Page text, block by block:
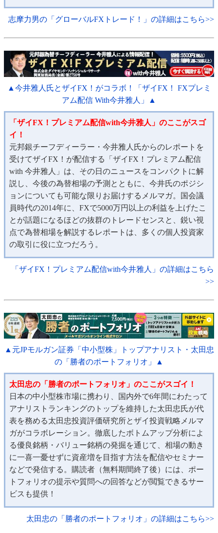
志摩力男の「グローバルFXトレード！」の詳細はこちら>>
▲今井雅人氏とザイFX！がコラボ！「ザイFX！ FXプレミ
アム配信 With今井雅人」▲
「ザイFX！プレミアム配信with今井雅人」のここがスゴ
イ！
元邦銀チーフディーラー・今井雅人氏からのレポートを
受けてザイFX！が配信する「ザイFX！プレミアム配信
with 今井雅人」は、その日のニュースをコンパクトに解
説し、今後の為替相場の予測とともに、今井氏のポジシ
ョンについても可能な限りお届けするメルマガ。国会議
員時代の2014年に、FXで5000万円以上の利益を上げたこ
とが話題になるほどの抜群のトレードセンスと、鋭い視
点で為替相場を解説するレポートは、多くの個人投資家
の取引に役に立つだろう。
「ザイFX！プレミアム配信with今井雅人」の詳細はこちら
>>
▲元JPモルガン証券「中小型株」トップアナリスト・太田忠
の「勝者のポートフォリオ」▲
太田忠の「勝者のポートフォリオ」のここがスゴイ！
日本の中小型株市場に携わり、国内外で6年間にわたって
アナリストランキングのトップを維持した太田忠氏が代
表を務める太田忠投資評価研究所とザイ投資戦略メルマ
ガがコラボレーション。徹底したボトムアップ分析によ
る優良銘柄・バリュー銘柄の発掘を通じて、相場の動き
に一喜一憂せずに資産増を目指す方法を配信やセミナー
などで発信する。購読者（無料期間終了後）には、ポー
トフォリオの提示や質問への回答などが閲覧できるサー
ビスも提供！
太田忠の「勝者のポートフォリオ」の詳細はこちら>>